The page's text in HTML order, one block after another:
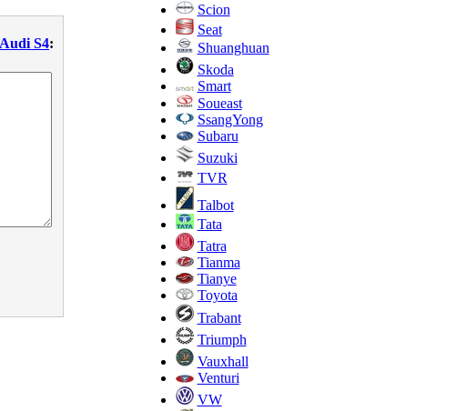
Audi S4:
Scion
Seat
Shuanghuan
Skoda
Smart
Soueast
SsangYong
Subaru
Suzuki
TVR
Talbot
Tata
Tatra
Tianma
Tianye
Toyota
Trabant
Triumph
Vauxhall
Venturi
VW